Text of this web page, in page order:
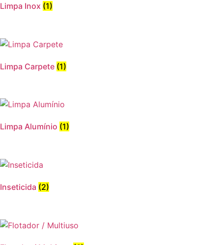
Limpa Inox (1)
Limpa Carpete (1)
Limpa Alumínio (1)
Inseticida (2)